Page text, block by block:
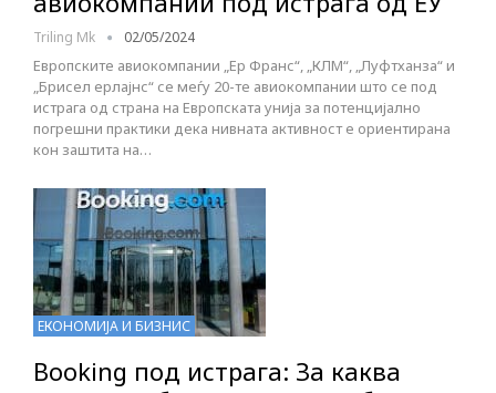
Triling Mk 02/05/2024
Европските авиокомпании „Ер Франс“, „КЛМ“, „Луфтханза“ и
„Брисел ерлајнс“ се меѓу 20-те авиокомпании што се под
истрага од страна на Европската унија за потенцијално
погрешни практики дека нивната активност е ориентирана
кон заштита на…
ЕКОНОМИЈА И БИЗНИС
Booking под истрага: За каква